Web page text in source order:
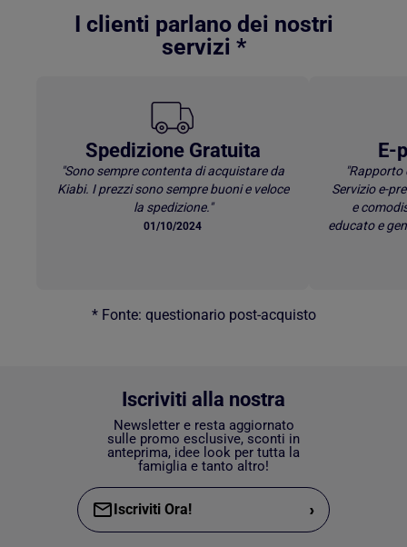
I clienti parlano dei nostri
servizi *
Spedizione Gratuita
"Sono sempre contenta di acquistare da
Kiabi. I prezzi sono sempre buoni e veloce
la spedizione."
01/10/2024
E-
Servizio e-
e
educato e
* Fonte: questionario post-acquisto
Iscriviti alla nostra
Newsletter e resta aggiornato
sulle promo esclusive, sconti in
anteprima, idee look per tutta la
famiglia e tanto altro!
Iscriviti Ora! ›